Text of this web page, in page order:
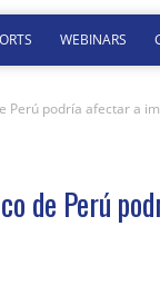
WEBINARS
Perú podría afectar a
de Perú